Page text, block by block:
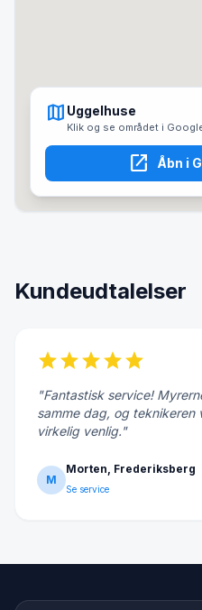
map Uggelhuse
Klik og se området i
open_in_new Åbn i
Kundeudtalelser
starstarstarstarstar
"Fantastisk service!
samme dag, og teknikeren
virkelig venlig."
M
Morten, Frederiksberg
Se service